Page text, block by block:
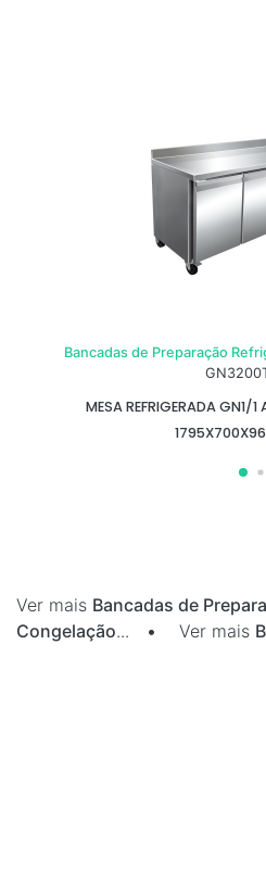
Bancadas de Preparação
MESA REFRIGERADA GN1/
Ver mais Bancadas de
Congelação... • Ver mais